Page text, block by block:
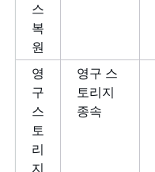
스
복
원
영
구
스
토
리
지
영구 스
토리지
종속